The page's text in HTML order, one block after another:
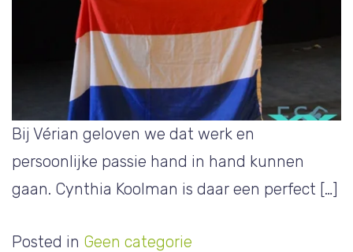
Bij Vérian geloven we dat werk en
persoonlijke passie hand in hand kunnen
gaan. Cynthia Koolman is daar een perfect […]
Posted in Geen categorie